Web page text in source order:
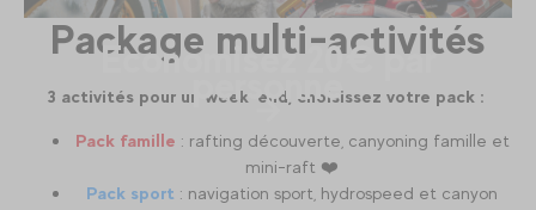
Package multi-activités
3 activités pour un week-end, choisissez votre pack :
Pack famille : rafting découverte, canyoning famille et
mini-raft ❤️
Pack sport : navigation sport, hydrospeed et canyon
Economisez 20€ par
personne